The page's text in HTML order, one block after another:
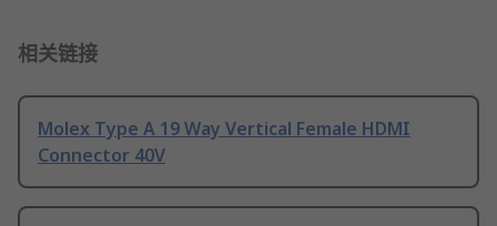
相关链接
Molex Type A 19 Way Vertical Female HDMI
Connector 40V